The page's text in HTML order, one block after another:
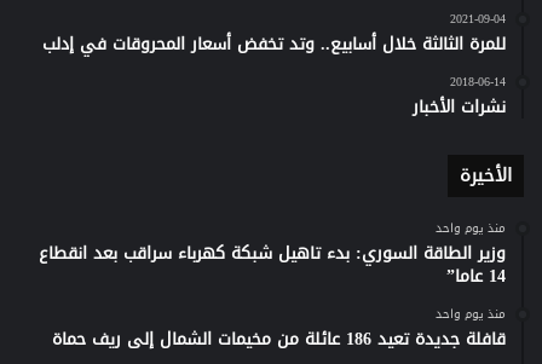
2021-09-04
للمرة الثالثة خلال أسابيع.. وتد تخفض أسعار المحروقات في إدلب
2018-06-14
نشرات الأخبار
الأخيرة
منذ يوم واحد
وزير الطاقة السوري: بدء تاهيل شبكة كهرباء سراقب بعد انقطاع
14 عاما”
منذ يوم واحد
قافلة جديدة تعيد 186 عائلة من مخيمات الشمال إلى ريف حماة